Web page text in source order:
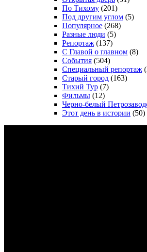
По Тихому (201)
Под другим углом (5)
Популярное (268)
Разные люди (5)
Репортаж (137)
С Главой о главном (8)
События (504)
Специальный репортаж
Старый город (163)
Тихий Тур (7)
Фильмы (12)
Черно-белый
Этот день в истории (50)